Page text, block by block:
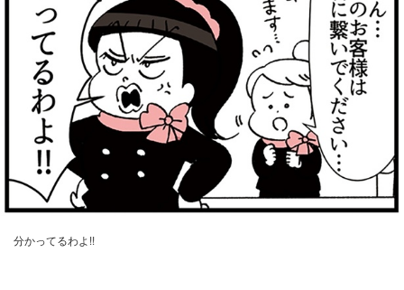
分かってるわよ!!